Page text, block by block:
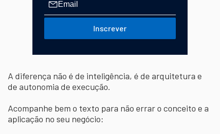
Inscrever
A diferença não é de inteligência, é de arquitetura e
de autonomia de execução.
Acompanhe bem o texto para não errar o conceito e a
aplicação no seu negócio: